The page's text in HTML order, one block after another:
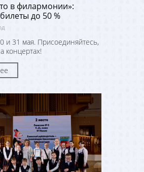
в филармонии»:
до 50 %
и 31 мая. Присоединяйтесь,
концертах!